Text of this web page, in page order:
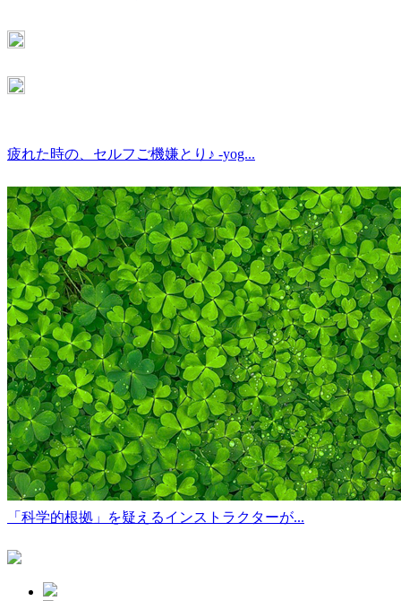
疲れた時の、セルフご機嫌とり♪ -yog...
「科学的根拠」を疑えるインストラクターが...